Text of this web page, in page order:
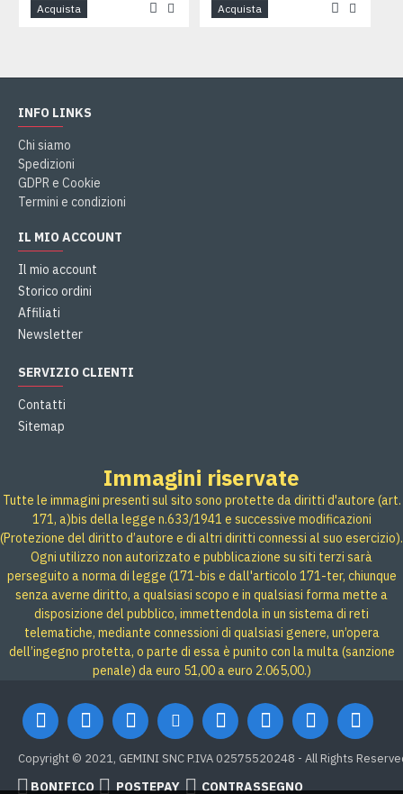
Acquista Acquista
INFO LINKS
Chi siamo
Spedizioni
GDPR e Cookie
Termini e condizioni
IL MIO ACCOUNT
Il mio account
Storico ordini
Affiliati
Newsletter
SERVIZIO CLIENTI
Contatti
Sitemap
Immagini riservate
Tutte le immagini presenti sul sito sono protette da diritti d'autore (art.
171, a)bis della legge n.633/1941 e successive modificazioni
(Protezione del diritto d’autore e di altri diritti connessi al suo esercizio).
Ogni utilizzo non autorizzato e pubblicazione su siti terzi sarà
perseguito a norma di legge (171-bis e dall'articolo 171-ter, chiunque
senza averne diritto, a qualsiasi scopo e in qualsiasi forma mette a
disposizione del pubblico, immettendola in un sistema di reti
telematiche, mediante connessioni di qualsiasi genere, un’opera
dell’ingegno protetta, o parte di essa è punito con la multa (sanzione
penale) da euro 51,00 a euro 2.065,00.)
Copyright © 2021, GEMINI SNC P.IVA 02575520248 - All Rights
BONIFICO POSTEPAY CONTRASSEGNO